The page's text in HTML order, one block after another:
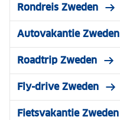
Rondreis Zweden
Autovakantie Zweden
Roadtrip Zweden
Fly-drive Zweden
Fietsvakantie Zweden